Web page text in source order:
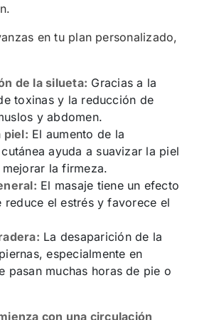
en tu plan personalizado,
de la silueta: Gracias a la
toxinas y la reducción de
y abdomen.
piel: El aumento de la
ayuda a suavizar la piel
la firmeza.
El masaje tiene un efecto
reduce el estrés y favorece el
La desaparición de la
especialmente en
pasan muchas horas de pie o
con una circulación